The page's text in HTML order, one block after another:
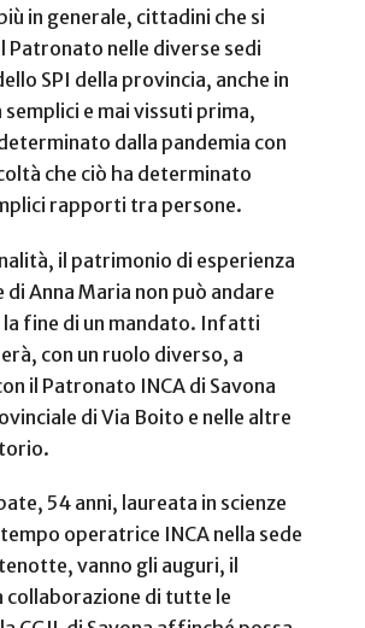
in generale, cittadini che si
Patronato nelle diverse sedi
SPI della provincia, anche in
e mai vissuti prima,
dalla pandemia con
che ciò ha determinato
rapporti tra persone.
il patrimonio di esperienza
di Anna Maria non può andare
la fine di un mandato. Infatti
con un ruolo diverso, a
il Patronato INCA di Savona
di Via Boito e nelle altre
54 anni, laureata in scienze
operatrice INCA nella sede
vanno gli auguri, il
collaborazione di tutte le